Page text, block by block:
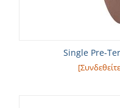
Single Pre-